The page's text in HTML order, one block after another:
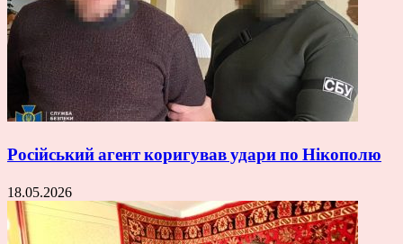
Російський агент коригував удари по Нікополю
18.05.2026